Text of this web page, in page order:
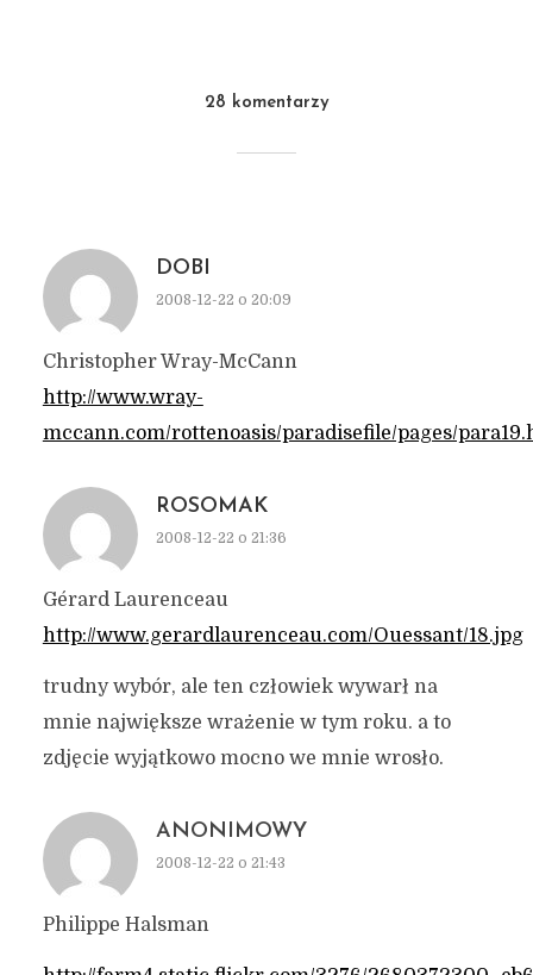
28 komentarzy
DOBI
2008-12-22 o 20:09
Christopher Wray-McCann
http://www.wray-
mccann.com/rottenoasis/paradisefile/pages/
ROSOMAK
2008-12-22 o 21:36
Gérard Laurenceau
http://www.gerardlaurenceau.com/Ouessant/18.jpg
trudny wybór, ale ten człowiek wywarł na
mnie największe wrażenie w tym roku. a to
zdjęcie wyjątkowo mocno we mnie wrosło.
ANONIMOWY
2008-12-22 o 21:43
Philippe Halsman